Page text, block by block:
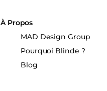
À Propos
MAD Design Group
Pourquoi Blinde ?
Blog